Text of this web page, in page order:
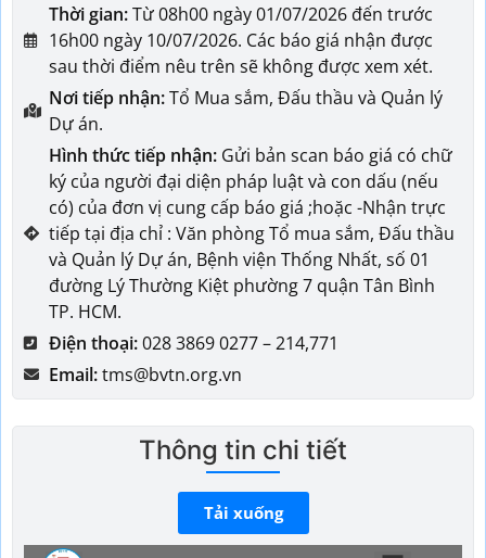
Thời gian:Từ 08h00 ngày 01/07/2026 đến trước
16h00 ngày 10/07/2026. Các báo giá nhận được
sau thời điểm nêu trên sẽ không được xem xét.
Nơi tiếp nhận:Tổ Mua sắm, Đấu thầu và Quản lý
Dự án.
Hình thức tiếp nhận: Gửi bản scan báo giá có chữ
ký của người đại diện pháp luật và con dấu (nếu
có) của đơn vị cung cấp báo giá ;hoặc -Nhận trực
tiếp tại địa chỉ : Văn phòng Tổ mua sắm, Đấu thầu
và Quản lý Dự án, Bệnh viện Thống Nhất, số 01
đường Lý Thường Kiệt phường 7 quận Tân Bình
TP. HCM.
Điện thoại:028 3869 0277 – 214,771
Email:tms@bvtn.org.vn
Thông tin chi tiết
Tải xuống